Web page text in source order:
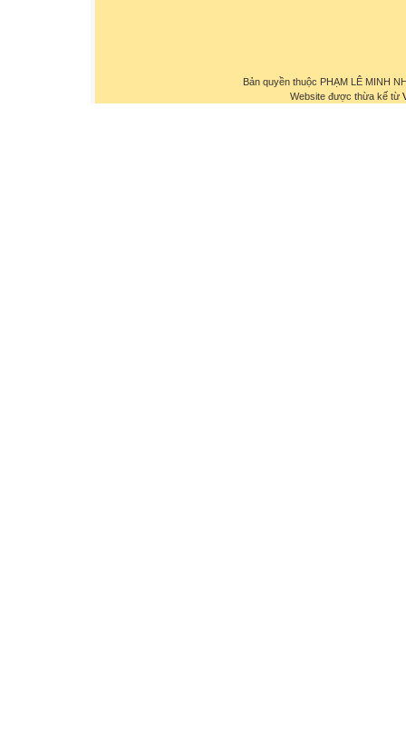
Bản quyền thuộc PHẠM LÊ MINH
Website được thừa kế từ